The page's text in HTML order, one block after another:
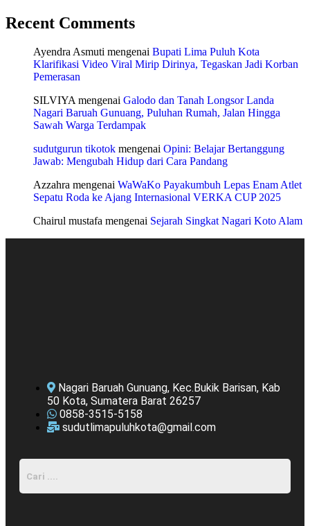
Recent Comments
Ayendra Asmuti mengenai Bupati Lima Puluh Kota
Klarifikasi Video Viral Mirip Dirinya, Tegaskan Jadi Korban
Pemerasan
SILVIYAmengenai Galodo dan Tanah Longsor Landa
Nagari Baruah Gunuang, Puluhan Rumah, Jalan Hingga
Sawah Warga Terdampak
sudutgurun tikotok mengenai Opini: Belajar Bertanggung
Jawab: Mengubah Hidup dari Cara Pandang
Azzahra mengenai WaWaKo Payakumbuh Lepas Enam Atlet
Sepatu Roda ke Ajang Internasional VERKA CUP 2025
Chairul mustafa mengenai Sejarah Singkat Nagari Koto Alam
Nagari Baruah Gunuang, Kec.Bukik Barisan, Kab
50 Kota, Sumatera Barat 26257
0858-3515-5158
sudutlimapuluhkota@gmail.com